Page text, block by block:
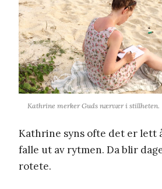
Kathrine merker Guds nærvær i stillheten.
Kathrine syns ofte det er lett
falle ut av rytmen. Da blir
rotete.